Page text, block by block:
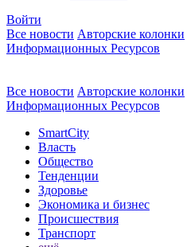
Войти
Все новости Авторские колонки
Информационных Ресурсов
Все новости Авторские колонки
Информационных Ресурсов
SmartCity
Власть
Общество
Тенденции
Здоровье
Экономика и бизнес
Происшествия
Транспорт